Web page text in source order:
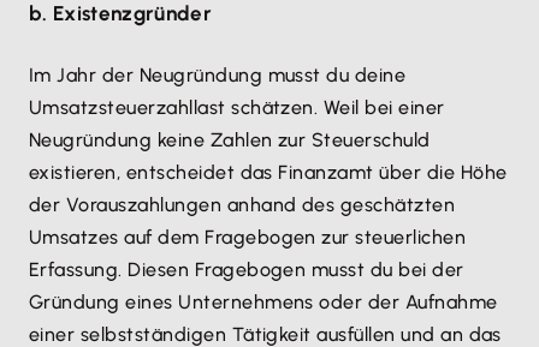
b. Existenzgründer
Im Jahr der Neugründung musst du deine
Umsatzsteuerzahllast schätzen. Weil bei einer
Neugründung keine Zahlen zur Steuerschuld
existieren, entscheidet das Finanzamt über die Höhe
der Vorauszahlungen anhand des geschätzten
Umsatzes auf dem Fragebogen zur steuerlichen
Erfassung. Diesen Fragebogen musst du bei der
Gründung eines Unternehmens oder der Aufnahme
einer selbstständigen Tätigkeit ausfüllen und an das